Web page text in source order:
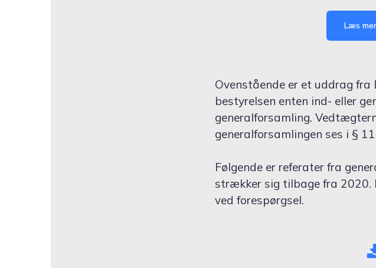
Læs
Ovenstående er et uddrag fra
bestyrelsen enten ind- eller
generalforsamling.
generalforsamlingen ses i §
Følgende er referater fra
strækker sig tilbage fra 2020.
ved forespørgsel.